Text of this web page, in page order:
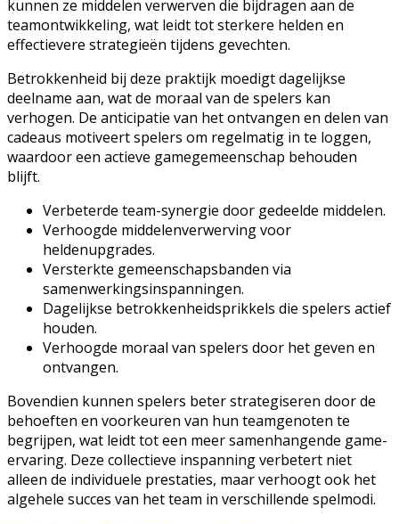
kunnen ze middelen verwerven die bijdragen aan de
teamontwikkeling, wat leidt tot sterkere helden en
effectievere strategieën tijdens gevechten.
Betrokkenheid bij deze praktijk moedigt dagelijkse
deelname aan, wat de moraal van de spelers kan
verhogen. De anticipatie van het ontvangen en delen van
cadeaus motiveert spelers om regelmatig in te loggen,
waardoor een actieve gamegemeenschap behouden
blijft.
Verbeterde team-synergie door gedeelde middelen.
Verhoogde middelenverwerving voor
heldenupgrades.
Versterkte gemeenschapsbanden via
samenwerkingsinspanningen.
Dagelijkse betrokkenheidsprikkels die spelers actief
houden.
Verhoogde moraal van spelers door het geven en
ontvangen.
Bovendien kunnen spelers beter strategiseren door de
behoeften en voorkeuren van hun teamgenoten te
begrijpen, wat leidt tot een meer samenhangende game-
ervaring. Deze collectieve inspanning verbetert niet
alleen de individuele prestaties, maar verhoogt ook het
algehele succes van het team in verschillende spelmodi.